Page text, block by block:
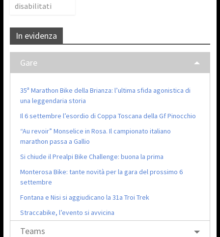
disabilitati
In evidenza
Gare
35ª Marathon Bike della Brianza: l’ultima sfida agonistica di
una leggendaria storia
Il 6 settembre l’esordio di Coppa Toscana della Gf Pinocchio
“Au revoir” Monselice in Rosa. Il campionato italiano
marathon passa a Gallio
Si chiude il Prealpi Bike Challenge: buona la prima
Monterosa Bike: tante novità per la gara del prossimo 6
settembre
Fontana e Nisi si aggiudicano la 31a Troi Trek
Straccabike, l’evento si avvicina
Teams